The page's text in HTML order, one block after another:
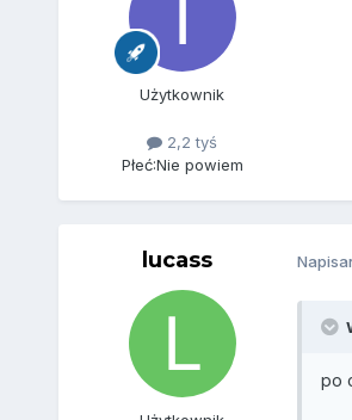
Użytkownik
2,2 tyś
Płeć:Nie powiem
lucass
po